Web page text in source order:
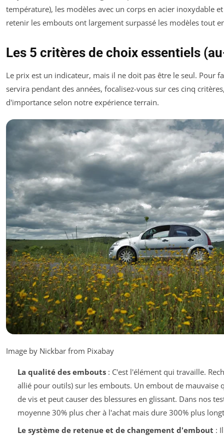
température), les modèles avec un corps en acier inoxydable
retenir les embouts ont largement surpassé les modèles tout
Les 5 critères de choix essentiels
Le prix est un indicateur, mais il ne doit pas être le seul. Pour
servira pendant des années, focalisez-vous sur ces cinq
d'importance selon notre expérience terrain.
Image by Nickbar from Pixabay
La qualité des embouts: C'est l'élément qui travaille.
allié pour outils) sur les embouts. Un embout de mauvaise
de vis et peut causer des blessures en glissant. Dans nos
moyenne 30% plus cher à l'achat mais dure 300% plus
Le système de retenue et de changement d'embout :